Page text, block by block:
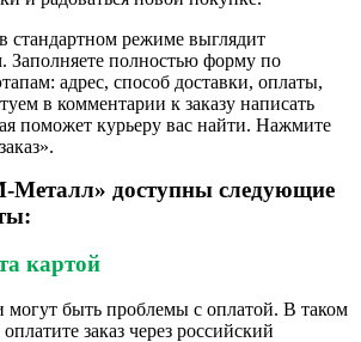
стандартном режиме выглядит
Заполняете полностью форму по
адрес, способ доставки, оплаты,
в комментарии к заказу написать
поможет курьеру вас найти. Нажмите
Металл» доступны следующие
картой
могут быть проблемы с оплатой. В таком
заказ через российский